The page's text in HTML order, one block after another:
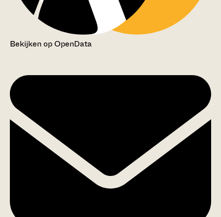
Bekijken op OpenData